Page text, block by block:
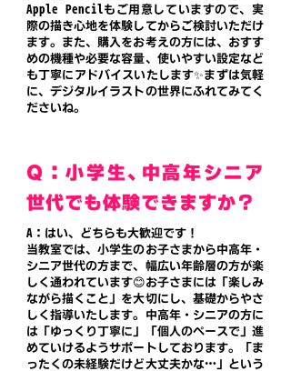
Apple Pencilもご用意していますので、実
際の描き心地を体験してからご検討いただけ
ます。 また、購入をお考えの方には、おすす
めの機種や必要な容量、使いやすい設定など
も丁寧にアドバイスいたします✨まずは気軽
に、デジタルイラストの世界にふれてみてく
ださいね。
Q：小学生、中高年シニア
世代でも体験できますか？
A：はい、どちらも大歓迎です！
当教室では、小学生のお子さまから中高年・
シニア世代の方まで、幅広い年齢層の方が楽
しく通われています😊お子さまには「楽しみ
ながら描くこと」を大切にし、基礎からやさ
しく指導いたします。中高年・シニアの方に
は「ゆっくり丁寧に」「個人のペースで」進
めていけるようサポートしております。
「ま
ったくの未経験だけど大丈夫かな…」という